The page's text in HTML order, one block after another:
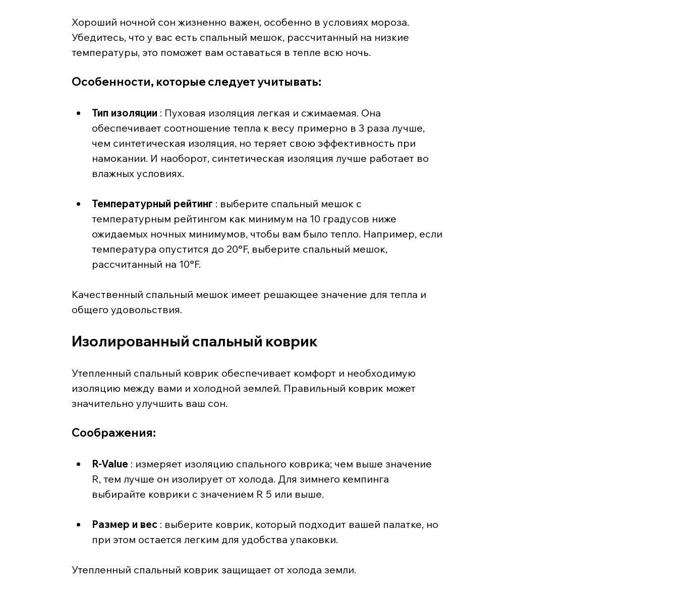
Хороший ночной сон жизненно важен, особенно в условиях мороза.
Убедитесь, что у вас есть спальный мешок, рассчитанный на низкие
температуры, это поможет вам оставаться в тепле всю ночь.
Особенности, которые следует учитывать:
Тип изоляции : Пуховая изоляция легкая и сжимаемая. Она
обеспечивает соотношение тепла к весу примерно в 3 раза лучше,
чем синтетическая изоляция, но теряет свою эффективность при
намокании. И наоборот, синтетическая изоляция лучше работает во
влажных условиях.
Температурный рейтинг : выберите спальный мешок с
температурным рейтингом как минимум на 10 градусов ниже
ожидаемых ночных минимумов, чтобы вам было тепло. Например, если
температура опустится до 20°F, выберите спальный мешок,
рассчитанный на 10°F.
Качественный спальный мешок имеет решающее значение для тепла и
общего удовольствия.
Изолированный спальный коврик
Утепленный спальный коврик обеспечивает комфорт и необходимую
изоляцию между вами и холодной землей. Правильный коврик может
значительно улучшить ваш сон.
Соображения:
R-Value : измеряет изоляцию спального коврика; чем выше значение
R, тем лучше он изолирует от холода. Для зимнего кемпинга
выбирайте коврики с значением R 5 или выше.
Размер и вес : выберите коврик, который подходит вашей палатке, но
при этом остается легким для удобства упаковки.
Утепленный спальный коврик защищает от холода земли.